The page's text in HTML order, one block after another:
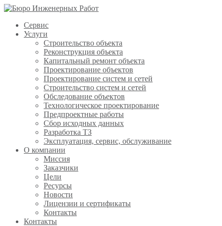
Сервис
Услуги
Строительство объекта
Реконструкция объекта
Капитальный ремонт объекта
Проектирование объектов
Проектирование систем и сетей
Строительство систем и сетей
Обследование объектов
Технологическое проектирование
Предпроектные работы
Сбор исходных данных
Разработка ТЗ
Эксплуатация, сервис, обслуживание
О компании
Миссия
Заказчики
Цели
Ресурсы
Новости
Лицензии и сертификаты
Контакты
Контакты